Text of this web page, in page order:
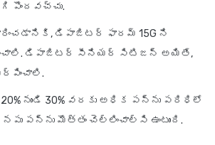
పొందవచ్చు.
డిపాజిటర్ ఫారమ్ 15G ని
డిపాజిటర్ సీనియర్ సిటిజన్ అయితే,
నుండి 30% వరకు అధిక పన్ను పరిధిలో
పన్ను మొత్తం చెల్లించాల్సి ఉంటుంది.